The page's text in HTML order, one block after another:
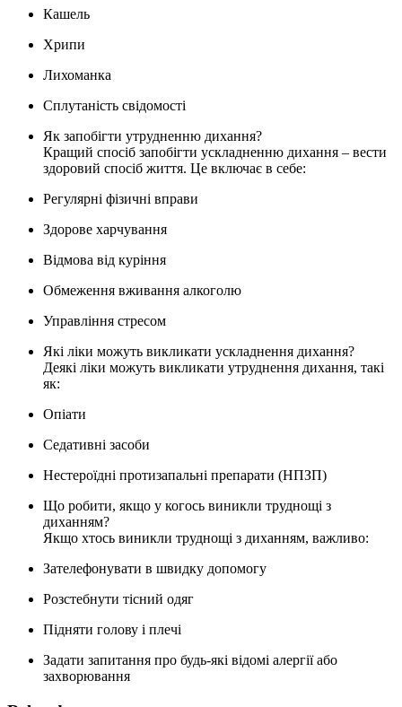
Кашель
Хрипи
Лихоманка
Сплутаність свідомості
Як запобігти утрудненню дихання?
Кращий спосіб запобігти ускладненню дихання – вести
здоровий спосіб життя. Це включає в себе:
Регулярні фізичні вправи
Здорове харчування
Відмова від куріння
Обмеження вживання алкоголю
Управління стресом
Які ліки можуть викликати ускладнення дихання?
Деякі ліки можуть викликати утруднення дихання, такі
як:
Опіати
Седативні засоби
Нестероїдні протизапальні препарати (НПЗП)
Що робити, якщо у когось виникли труднощі з
диханням?
Якщо хтось виникли труднощі з диханням, важливо:
Зателефонувати в швидку допомогу
Розстебнути тісний одяг
Підняти голову і плечі
Задати запитання про будь-які відомі алергії або
захворювання